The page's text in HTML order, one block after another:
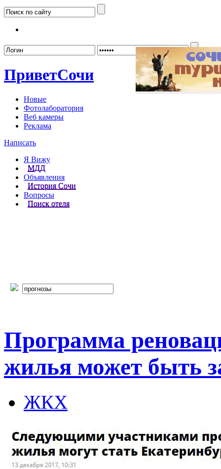
ПриветСочи
Новые
Фотолаборатория
Веб камеры
Реклама
Написать
Я Вижу
МДД
Объявления
История Сочи
Вопросы
Поиск отеля
Программа
жилья может быть
ЖКХ